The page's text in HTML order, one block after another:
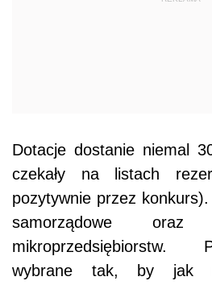
Dotacje dostanie niemal
czekały na listach
pozytywnie przez
samorządowe
mikroprzedsiębiorstw.
wybrane tak, by jak